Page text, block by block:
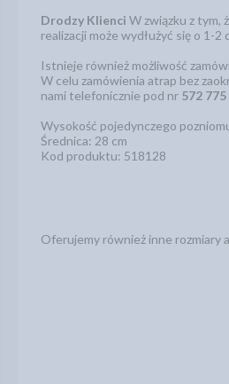
Drodzy Klienci W związku z tym,
realizacji może wydłużyć się o 1-2
Istnieje również możliwość
W celu zamówienia atrap bez
nami telefonicznie pod nr 572 775
Wysokość pojedynczego
Średnica: 28 cm
Kod produktu: 518128
Oferujemy również inne rozmiary